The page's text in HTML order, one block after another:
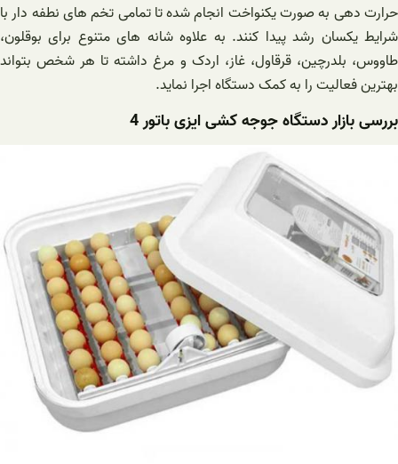
حرارت دهی به صورت یکنواخت انجام شده تا تمامی تخم های نطفه دار با
شرایط یکسان رشد پیدا کنند. به علاوه شانه های متنوع برای بوقلون،
طاووس، بلدرچین، قرقاول، غاز، اردک و مرغ داشته تا هر شخص بتواند
بهترین فعالیت را به کمک دستگاه اجرا نماید.
بررسی بازار دستگاه جوجه کشی ایزی باتور 4